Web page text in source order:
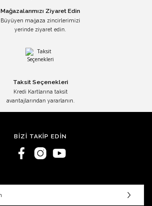
Mağazalarımızı Ziyaret Edin
Büyüyen mağaza zincirlerimizi
yerinde ziyaret edin.
Taksit Seçenekleri
Kredi Kartlarına taksit
avantajlarından yararlanın.
BİZİ TAKİP EDİN